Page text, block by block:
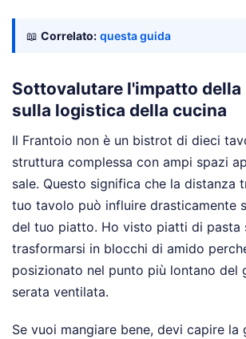
📖 Correlato: questa guida
Sottovalutare l'impatto
sulla logistica della cucina
Il Frantoio non è un bistrot di dieci
struttura complessa con ampi spazi
sale. Questo significa che la distanza
tuo tavolo può influire drasticamente
del tuo piatto. Ho visto piatti di pasta
trasformarsi in blocchi di amido
posizionato nel punto più lontano del
serata ventilata.
Se vuoi mangiare bene, devi capire la